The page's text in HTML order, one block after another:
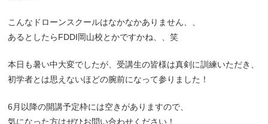
こんなドローンスクールはなかなかありません、、
あるとしたらFDDI岡山校とかですかね、、笑
本日も暑い中大変でしたが、受講生の皆様は真剣に訓練いただき、
初学者とは思えないほどの腕前になって参りました！
6月以降の開講予定枠には空きがありますので、
気になった方はぜひお問い合わせください！